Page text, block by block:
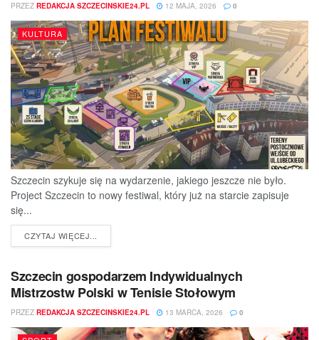
PRZEZ REDAKCJA SZCZECINSKIE24.PL 12 MAJA, 2026 0
KULTURA
Szczecin szykuje się na wydarzenie, jakiego jeszcze nie było.
Project Szczecin to nowy festiwal, który już na starcie zapisuje
się...
CZYTAJ WIĘCEJ...
Szczecin gospodarzem Indywidualnych
Mistrzostw Polski w Tenisie Stołowym
PRZEZ REDAKCJA SZCZECINSKIE24.PL 13 MARCA, 2026 0